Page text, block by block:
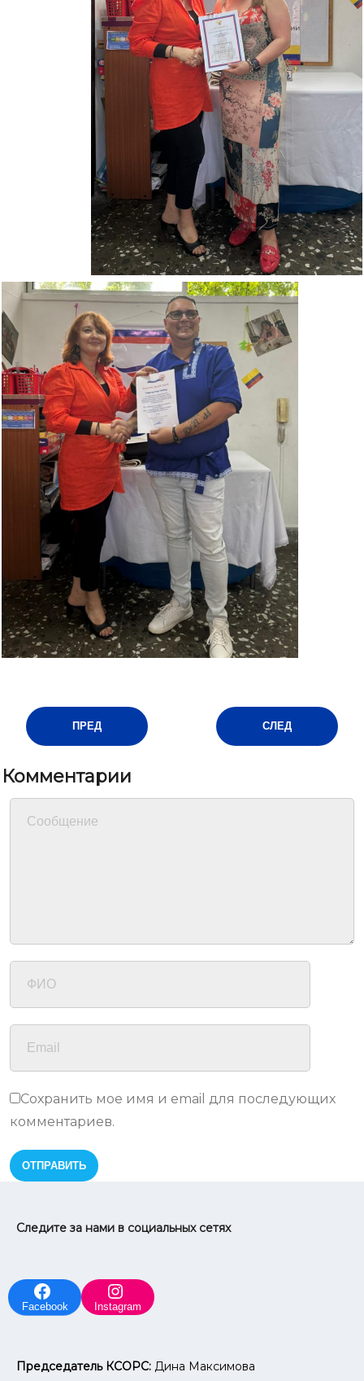
ПРЕД СЛЕД
Комментарии
Сохранить мое имя и email для последующих
комментариев.
Следите за нами в социальных сетях
Facebook Instagram
Председатель КСОРС: Дина Максимова